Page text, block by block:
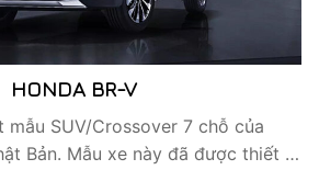
HONDA BR-V
mẫu SUV/Crossover 7 chỗ của
Bản. Mẫu xe này đã được thiết …